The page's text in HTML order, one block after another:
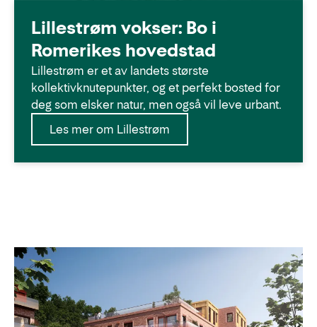
Lillestrøm vokser: Bo i
Romerikes hovedstad
Lillestrøm er et av landets største
kollektivknutepunkter, og et perfekt bosted for
deg som elsker natur, men også vil leve urbant.
Les mer om Lillestrøm